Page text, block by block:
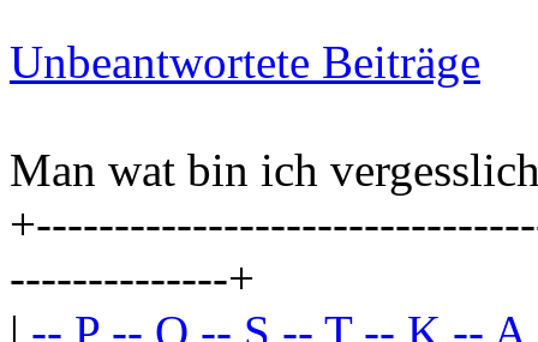
Unbeantwortete Beiträge
Man wat bin ich
--------------+